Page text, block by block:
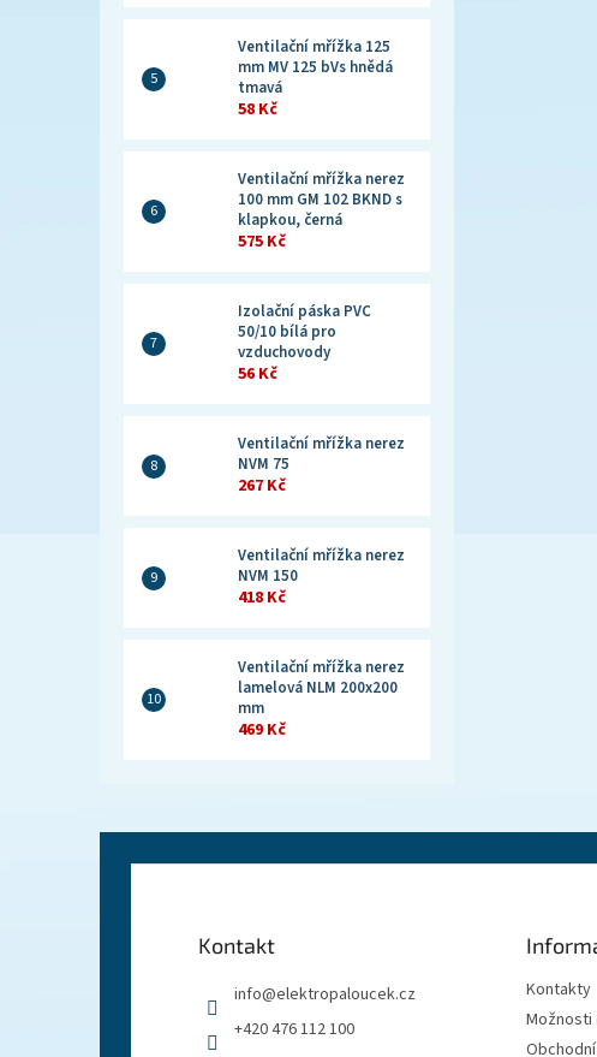
Ventilační mřížka 125
mm MV 125 bVs hnědá
tmavá
58 Kč
Ventilační mřížka nerez
100 mm GM 102 BKND s
klapkou, černá
575 Kč
Izolační páska PVC
50/10 bílá pro
vzduchovody
56 Kč
Ventilační mřížka nerez
NVM 75
267 Kč
Ventilační mřížka nerez
NVM 150
418 Kč
Ventilační mřížka nerez
lamelová NLM 200x200
mm
469 Kč
Kontakt
info@elektropaloucek.cz
+420 476 112 100
Kontakty